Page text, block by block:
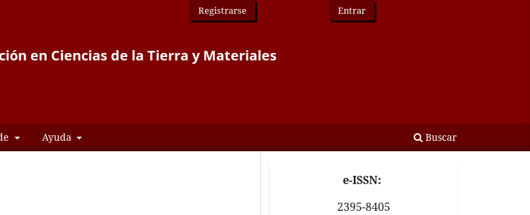
en Ciencias de la Tierra y Materiales
Ayuda Buscar
Registrarse Entrar
e-ISSN:
2395-8405